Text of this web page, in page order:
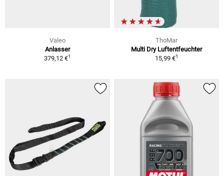
Valeo
Anlasser
379,12 €1
ThoMar
Multi Dry Luftentfeuchter
15,99 €1